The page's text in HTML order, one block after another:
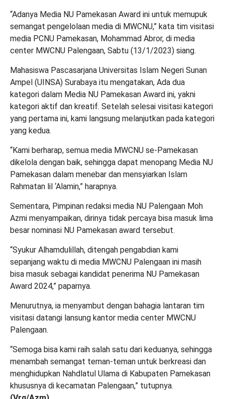
“Adanya Media NU Pamekasan Award ini untuk memupuk
semangat pengelolaan media di MWCNU,” kata tim visitasi
media PCNU Pamekasan, Mohammad Abror, di media
center MWCNU Palengaan, Sabtu (13/1/2023) siang.
Mahasiswa Pascasarjana Universitas Islam Negeri Sunan
Ampel (UINSA) Surabaya itu mengatakan, Ada dua
kategori dalam Media NU Pamekasan Award ini, yakni
kategori aktif dan kreatif. Setelah selesai visitasi kategori
yang pertama ini, kami langsung melanjutkan pada kategori
yang kedua.
“Kami berharap, semua media MWCNU se-Pamekasan
dikelola dengan baik, sehingga dapat menopang Media NU
Pamekasan dalam menebar dan mensyiarkan Islam
Rahmatan lil ‘Alamin,” harapnya.
Sementara, Pimpinan redaksi media NU Palengaan Moh
Azmi menyampaikan, dirinya tidak percaya bisa masuk lima
besar nominasi NU Pamekasan award tersebut.
“Syukur Alhamdulillah, ditengah pengabdian kami
sepanjang waktu di media MWCNU Palengaan ini masih
bisa masuk sebagai kandidat penerima NU Pamekasan
Award 2024,” paparnya.
Menurutnya, ia menyambut dengan bahagia lantaran tim
visitasi datangi lansung kantor media center MWCNU
Palengaan.
“Semoga bisa kami raih salah satu dari keduanya, sehingga
menambah semangat teman-teman untuk berkreasi dan
menghidupkan Nahdlatul Ulama di Kabupaten Pamekasan
khususnya di kecamatan Palengaan,” tutupnya.